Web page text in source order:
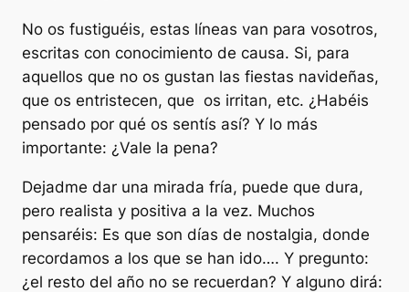
No os fustiguéis, estas líneas van para vosotros,
escritas con conocimiento de causa. Si, para
aquellos que no os gustan las fiestas navideñas,
que os entristecen, que os irritan, etc. ¿Habéis
pensado por qué os sentís así? Y lo más
importante: ¿Vale la pena?
Dejadme dar una mirada fría, puede que dura,
pero realista y positiva a la vez. Muchos
pensaréis: Es que son días de nostalgia, donde
recordamos a los que se han ido…. Y pregunto:
¿el resto del año no se recuerdan? Y alguno dirá: